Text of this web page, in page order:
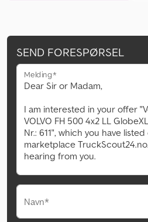
SEND FORESPØRSEL
Melding*
Navn*